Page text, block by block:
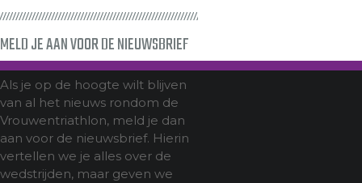
MELD JE AAN VOOR DE NIEUWSBRIEF
Als je op de hoogte wilt blijven
van al het nieuws rondom de
Vrouwentriathlon, meld je dan
aan voor de nieuwsbrief. Hierin
vertellen we je alles over de
wedstrijden, maar geven we